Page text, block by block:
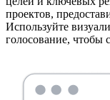
проектов,
Используйте
голосование, чтобы